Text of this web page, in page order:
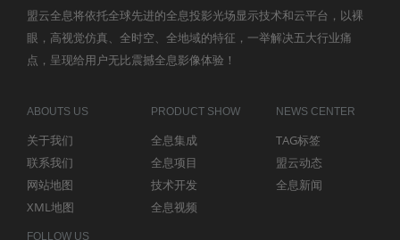
盟云全息将依托全球先进的全息投影光场显示技术和云平台，以裸
眼，高视觉仿真、全时空、全地域的特征，一举解决五大行业痛
点，呈现给用户无比震撼全息影像体验！
ABOUTS US
关于我们
联系我们
网站地图
XML地图
PRODUCT SHOW
全息集成
全息项目
技术开发
全息视频
NEWS CENTER
TAG标签
盟云动态
全息新闻
FOLLOW US